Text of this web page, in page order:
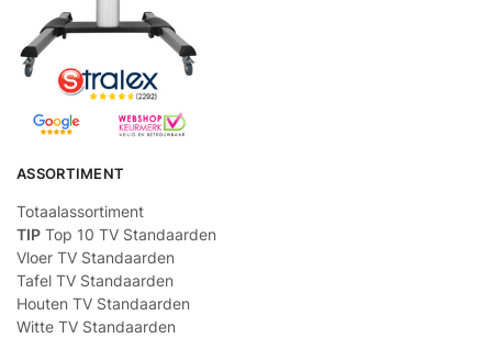
ASSORTIMENT
Totaalassortiment
TIP Top 10 TV Standaarden
Vloer TV Standaarden
Tafel TV Standaarden
Houten TV Standaarden
Witte TV Standaarden